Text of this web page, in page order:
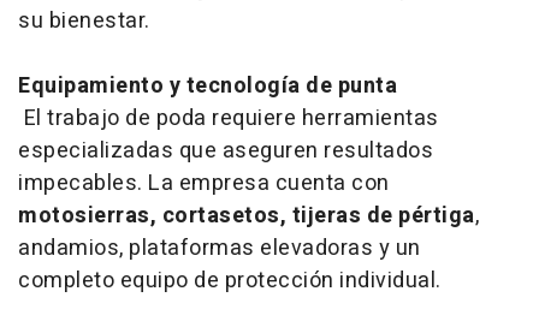
su bienestar.
Equipamiento y tecnología de punta
El trabajo de poda requiere herramientas
especializadas que aseguren resultados
impecables. La empresa cuenta con
motosierras, cortasetos, tijeras de pértiga,
andamios, plataformas elevadoras y un
completo equipo de protección individual.